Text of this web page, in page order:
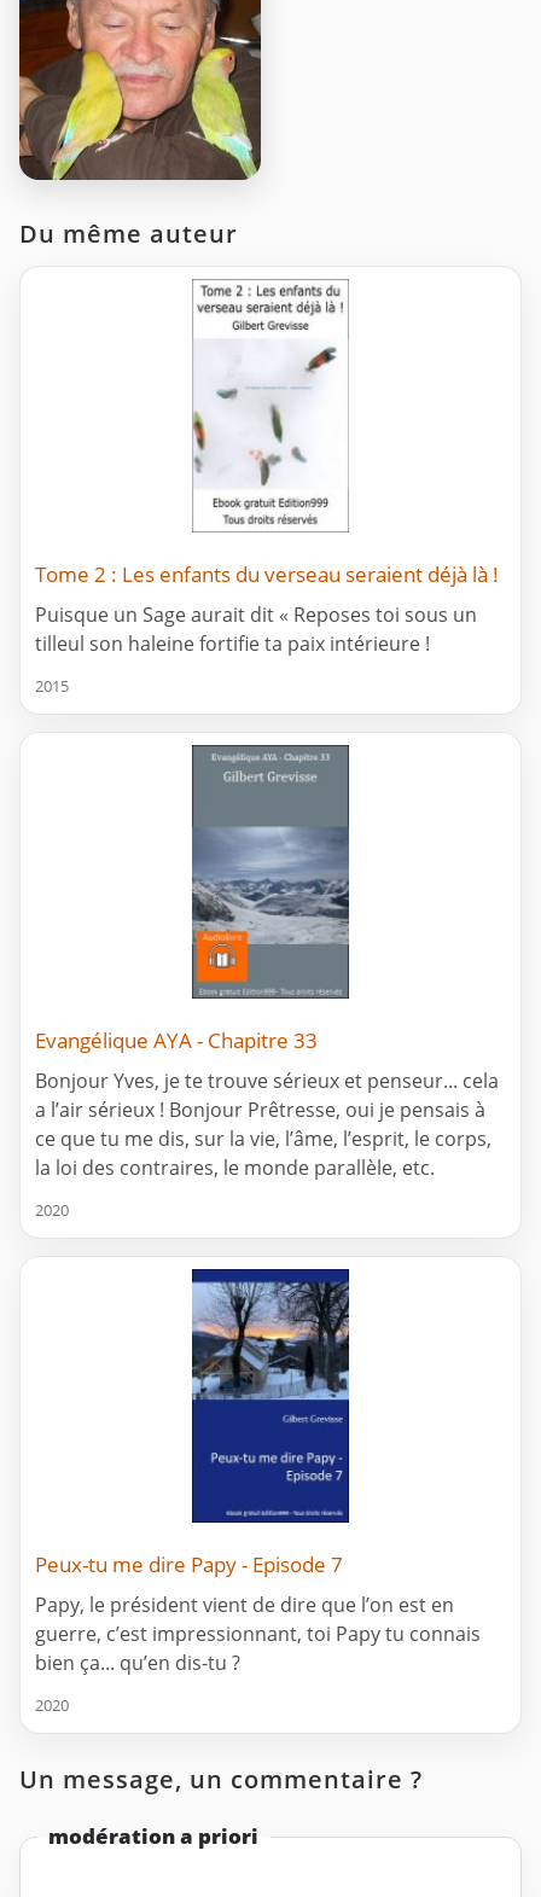
Du même auteur
Tome 2 : Les enfants du verseau seraient déjà là !
Puisque un Sage aurait dit « Reposes toi sous un
tilleul son haleine fortifie ta paix intérieure !
2015
Evangélique AYA - Chapitre 33
Bonjour Yves, je te trouve sérieux et penseur... cela
a l’air sérieux ! Bonjour Prêtresse, oui je pensais à
ce que tu me dis, sur la vie, l’âme, l’esprit, le corps,
la loi des contraires, le monde parallèle, etc.
2020
Peux-tu me dire Papy - Episode 7
Papy, le président vient de dire que l’on est en
guerre, c’est impressionnant, toi Papy tu connais
bien ça... qu’en dis-tu ?
2020
Un message, un commentaire ?
modération a priori